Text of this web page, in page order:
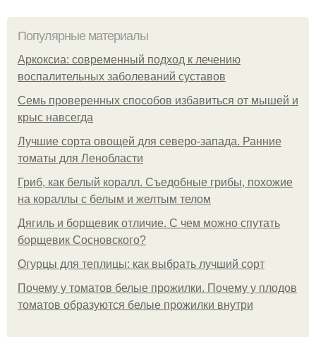
Популярные материалы
Аркоксиа: современный подход к лечению
воспалительных заболеваний суставов
Семь проверенных способов избавиться от мышей и
крыс навсегда
Лучшие сорта овощей для северо-запада. Ранние
томаты для Ленобласти
Гриб, как белый коралл. Съедобные грибы, похожие
на кораллы с белым и желтым телом
Дягиль и борщевик отличие. С чем можно спутать
борщевик Сосновского?
Огурцы для теплицы: как выбрать лучший сорт
Почему у томатов белые прожилки. Почему у плодов
томатов образуются белые прожилки внутри